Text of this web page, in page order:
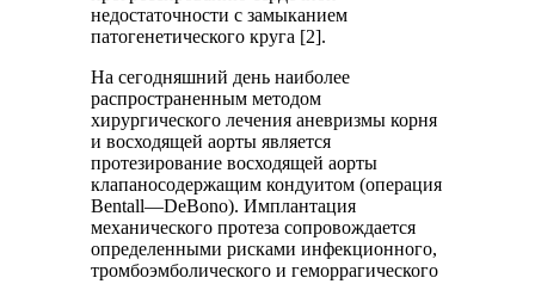
недостаточности с замыканием
патогенетического круга [2].
На сегодняшний день наиболее
распространенным методом
хирургического лечения аневризмы корня
и восходящей аорты является
протезирование восходящей аорты
клапаносодержащим кондуитом (операция
Bentall—DeBono). Имплантация
механического протеза сопровождается
определенными рисками инфекционного,
тромбоэмболического и геморрагического